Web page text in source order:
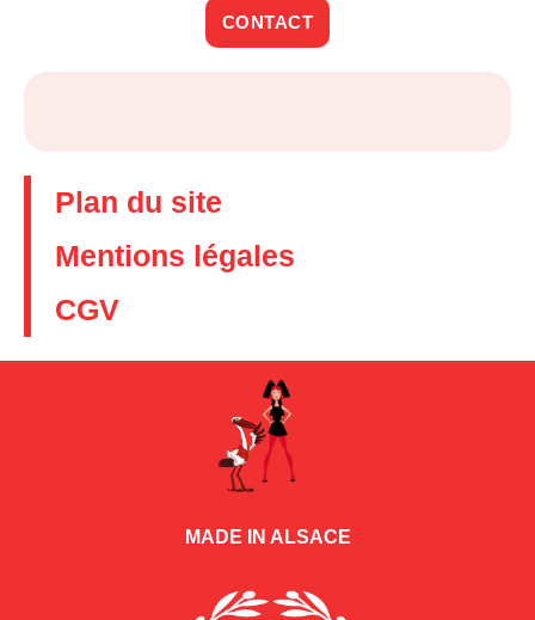
CONTACT
Plan du site
Mentions légales
CGV
MADE IN ALSACE